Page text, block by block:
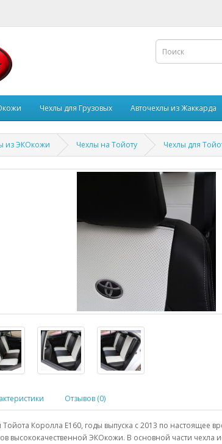
Чехлы для Грузовых Авточехлы из Жаккарда
из ЭКОкожи Чехлы на Тойоту Чехлы для
Отзывов (0)
Королла Е160, годы выпуска с 2013 по настоящее
высококачественной ЭКОкожи. В основной части чехла